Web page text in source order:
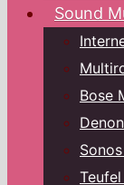
Sound
Bose